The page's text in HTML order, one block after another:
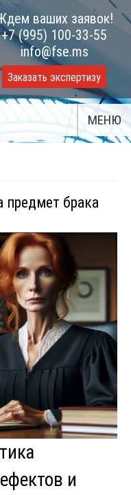
ваших заявок!
+7 (995) 100-33-55
info@fse.ms
Заказать экспертизу
МЕНЮ
предмет брака
и